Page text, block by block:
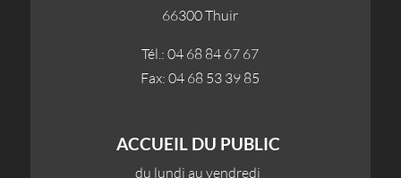
66300 Thuir
Tél.: 04 68 84 67 67
Fax: 04 68 53 39 85
ACCUEIL DU PUBLIC
du lundi au vendredi